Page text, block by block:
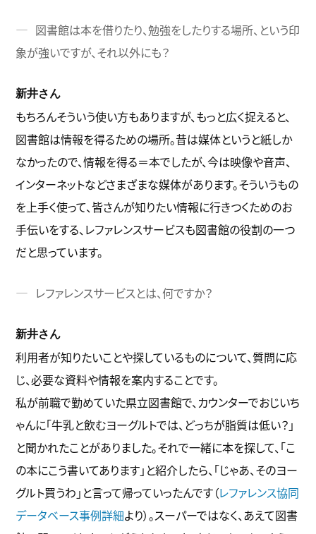
図書館は本を借りたり、勉強をしたりする場所、という印
象が強いですが、それ以外にも？
新井さん
もちろんそういう使い方もありますが、もっと広く捉えると、
図書館は情報を得るための場所。昔は媒体というと紙しか
なかったので、情報を得る＝本でしたが、今は映像や音声、
インターネットなどさまざまな媒体があります。そういうもの
を上手く使って、皆さんが知りたい情報に行きつくためのお
手伝いをする、レファレンスサービスも図書館の役割の一つ
だと思っています。
レファレンスサービスとは、何ですか？
新井さん
利用者が知りたいことや探しているものについて、質問に応
じ、必要な資料や情報を案内することです。
私が前職で勤めていた県立図書館で、カウンターでおじいち
ゃんに「牛乳と飲むヨーグルトでは、どっちが脂質は低い？」
と聞かれたことがありました。それで一緒に本を探して、「こ
の本にこう書いてあります」と紹介したら、「じゃあ、そのヨー
グルト買うわ」と言って帰っていったんです（レファレンス協同
データベース事例詳細より）。スーパーではなく、あえて図書